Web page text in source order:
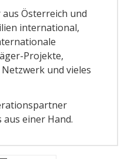
Österreich und
international,
Projekte,
und vieles
aus einer Hand.